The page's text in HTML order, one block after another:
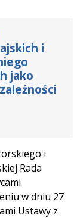
i
jako
i
Rada
w dniu 27
Ustawy z